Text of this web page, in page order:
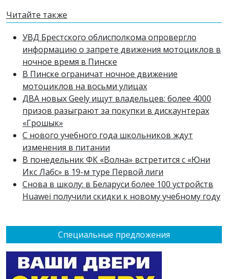
Специальные предложения
Читайте также
УВД Брестского облисполкома опровергло
информацию о запрете движения мотоциклов в
ночное время в Пинске
В Пинске ограничат ночное движение
мотоциклов на восьми улицах
ДВА новых Geely ищут владельцев: более 4000
призов разыграют за покупки в дискаунтерах
«Грошык»
С нового учебного года школьников ждут
изменения в питании
В понедельник ФК «Волна» встретится с «Юни
Икс Лабс» в 19-м туре Первой лиги
Снова в школу: в Беларуси более 100 устройств
Huawei получили скидки к новому учебному году